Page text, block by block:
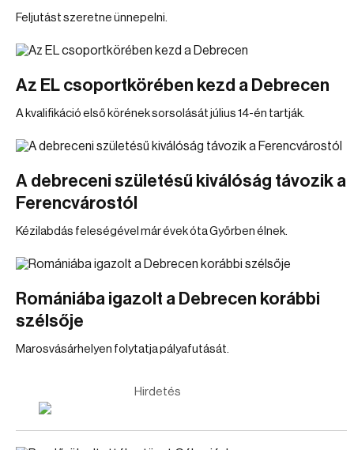
Feljutást szeretne ünnepelni.
Az EL csoportkörében kezd a Debrecen
A kvalifikáció első körének sorsolását július 14-én tartják.
A debreceni születésű kiválóság távozik a
Ferencvárostól
Kézilabdás feleségével már évek óta Győrben élnek.
Romániába igazolt a Debrecen korábbi
szélsője
Marosvásárhelyen folytatja pályafutását.
Hirdetés